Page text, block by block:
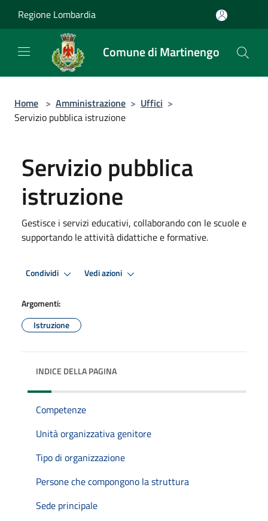
Regione Lombardia
Comune di Martinengo
Home > Amministrazione > Uffici >
Servizio pubblica istruzione
Servizio pubblica
istruzione
Gestisce i servizi educativi, collaborando con le scuole e
supportando le attività didattiche e formative.
Condividi Vedi azioni
Argomenti:
Istruzione
INDICE DELLA PAGINA
Competenze
Unità organizzativa genitore
Tipo di organizzazione
Persone che compongono la struttura
Sede principale